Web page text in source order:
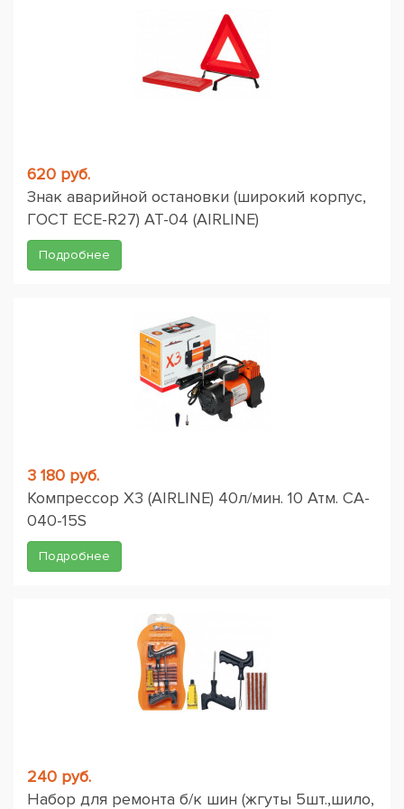
620 руб.
Знак аварийной остановки (широкий корпус,
ГОСТ ЕСЕ-R27) AT-04 (AIRLINE)
Подробнее
3 180 руб.
Компрессор X3 (AIRLINE) 40л/мин. 10 Атм. CA-
040-15S
Подробнее
240 руб.
Набор для ремонта б/к шин (жгуты 5шт.,шило,